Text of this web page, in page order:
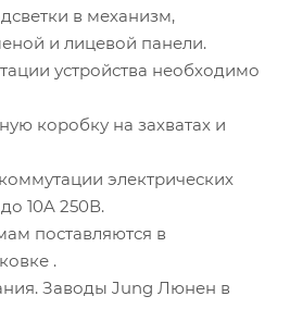
в механизм,
и лицевой панели.
устройства необходимо
коробку на захватах и
электрических
10A 250В.
поставляются в
.
Заводы Jung Люнен в